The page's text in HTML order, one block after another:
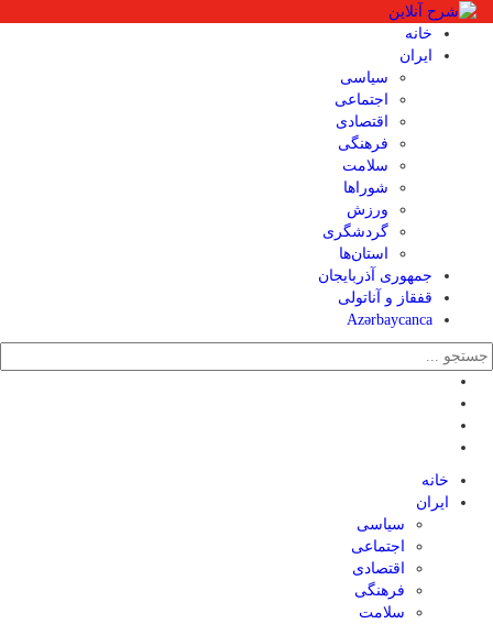
خانه
ایران
سیاسی
اجتماعی
اقتصادی
فرهنگی
سلامت
شوراها
ورزش
گردشگری
استان‌ها
جمهوری آذربایجان
قفقاز و آناتولی
Azərbaycanca
خانه
ایران
سیاسی
اجتماعی
اقتصادی
فرهنگی
سلامت